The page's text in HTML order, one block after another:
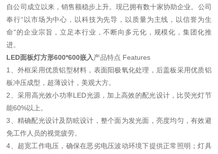
自公司成立以来，销售额稳步上升。现已拥有数十家协助企业。公司
奉行“以市场为中心，以科技为先导，以质量为主线，以信誉为生
命"的企业宗旨，立足本行业，不断向多元化，规模化，集团化推
进。
LED面板灯方形600*600嵌入产品特点 Features
1、外框采用优质铝型材料，表面阳极氧化处理，后盖板采用优质铝
板冲压成型，超薄设计，美观大方。
2、采用高光效小功率LED光源，加上高效的配光设计，比荧光灯节
能60%以上。
3、精确配光设计及防眩设计，整个面为发光面，亮度均匀，有效避
免工作人员的视觉疲劳。
4、超宽工作电压，确保在恶劣电压波动环境下提供正常照明；灯具